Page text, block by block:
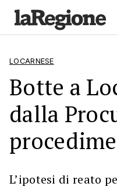
LOCARNESE
Botte a
dalla
L’ipotesi di reato